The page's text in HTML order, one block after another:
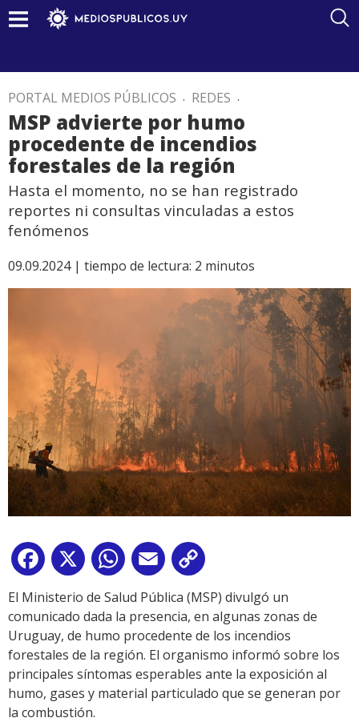
PORTAL MEDIOS PÚBLICOS . REDES .
MSP advierte por humo
procedente de incendios
forestales de la región
Hasta el momento, no se han registrado
reportes ni consultas vinculadas a estos
fenómenos
09.09.2024 | tiempo de lectura: 2 minutos
Facebook
X WhatsApp
Email
Link
El Ministerio de Salud Pública (MSP) divulgó un
comunicado dada la presencia, en algunas zonas de
Uruguay, de humo procedente de los incendios
forestales de la región. El organismo informó sobre los
principales síntomas esperables ante la exposición al
humo, gases y material particulado que se generan por
la combustión.